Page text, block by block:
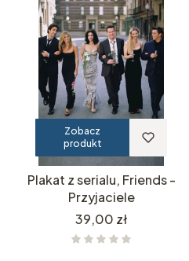
Zobacz
produkt
Plakat z serialu, Friends -
Przyjaciele
Cena
39,00 zł